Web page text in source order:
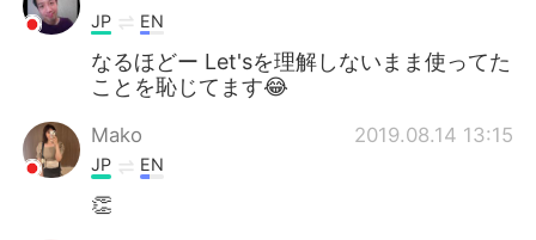
ไทย
Italiano Türkçe
Tiếng Việt
JP EN
なるほどー Let'sを理解しないまま使ってた
ことを恥じてます😂
Mako 2019.08.14 13:15
JP EN
👏